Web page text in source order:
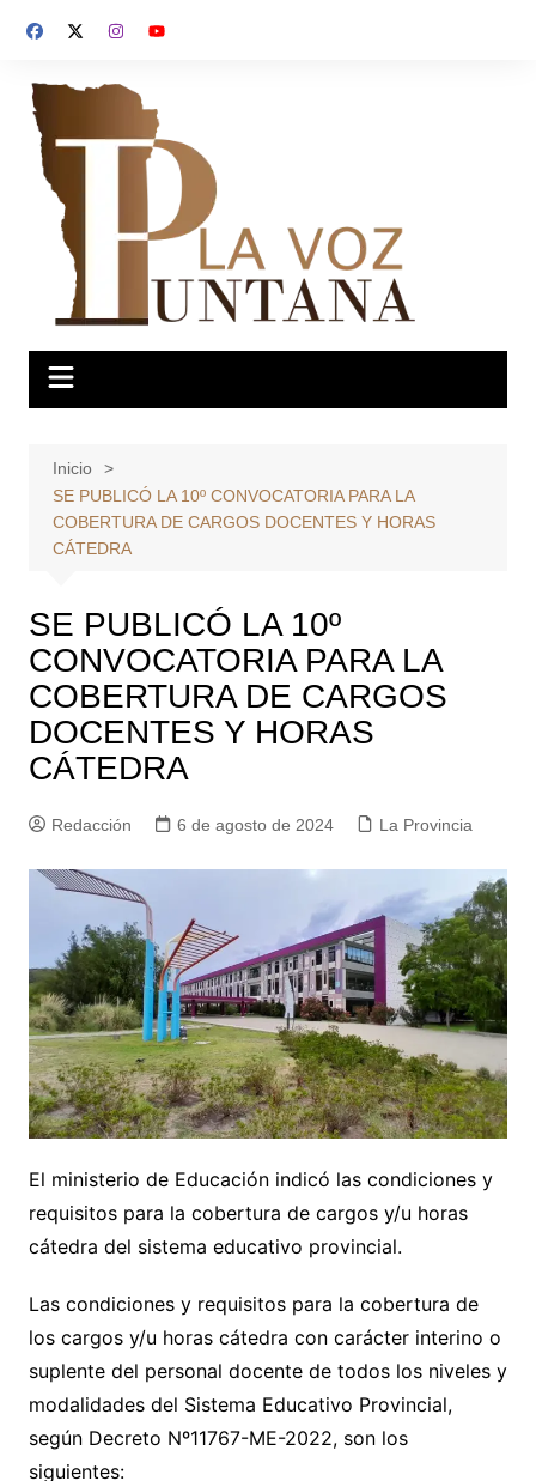
Inicio
SE PUBLICÓ LA 10º CONVOCATORIA PARA LA
COBERTURA DE CARGOS DOCENTES Y HORAS
CÁTEDRA
SE PUBLICÓ LA 10º
CONVOCATORIA PARA LA
COBERTURA DE CARGOS
DOCENTES Y HORAS
CÁTEDRA
Redacción 6 de agosto de 2024 La Provincia
El ministerio de Educación indicó las condiciones y
requisitos para la cobertura de cargos y/u horas
cátedra del sistema educativo provincial.
Las condiciones y requisitos para la cobertura de
los cargos y/u horas cátedra con carácter interino o
suplente del personal docente de todos los niveles y
modalidades del Sistema Educativo Provincial,
según Decreto Nº11767-ME-2022, son los
siguientes: